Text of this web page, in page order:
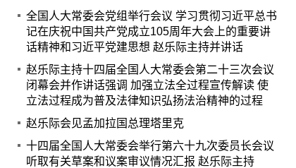
全国人大常委会党组举行会议 学习贯彻习近平总书
记在庆祝中国共产党成立105周年大会上的重要讲
话精神和习近平党建思想 赵乐际主持并讲话
赵乐际主持十四届全国人大常委会第二十三次会议
闭幕会并作讲话强调 加强立法全过程宣传解读 使
立法过程成为普及法律知识弘扬法治精神的过程
赵乐际会见孟加拉国总理塔里克
十四届全国人大常委会举行第六十九次委员长会议
听取有关草案和议案审议情况汇报 赵乐际主持